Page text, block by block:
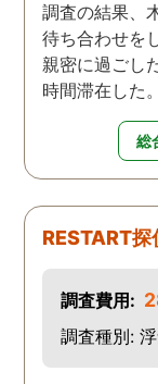
調査の結果、
待ち合わせを
親密に過ごし
時間滞在した
総
RESTART探
調査費用:
調査種別: